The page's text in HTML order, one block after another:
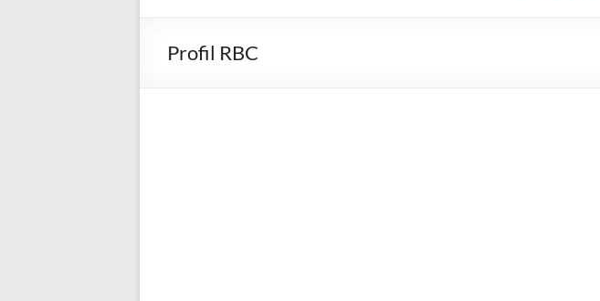
Profil RBC